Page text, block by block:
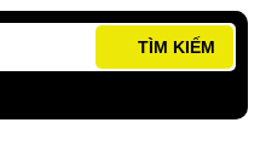
TÌM KIẾM